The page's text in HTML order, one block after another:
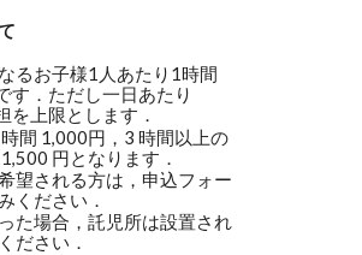
るお子様1人あたり1時間
す．ただし一日あたり
を上限とします．
間 1,000円，3 時間以上の
円となります．
望される方は，申込フォー
ください．
た場合，託児所は設置され
ださい．